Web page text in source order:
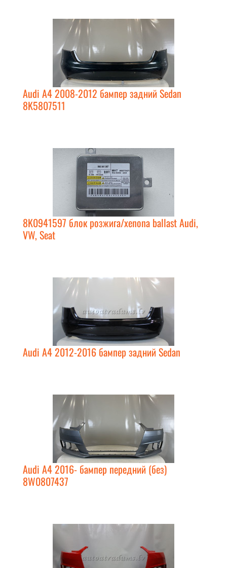
Audi A4 2008-2012 бампер задний Sedan
8K5807511
8K0941597 блок розжига/xenona ballast Audi,
VW, Seat
Audi A4 2012-2016 бампер задний Sedan
Audi A4 2016- бампер передний (без)
8W0807437